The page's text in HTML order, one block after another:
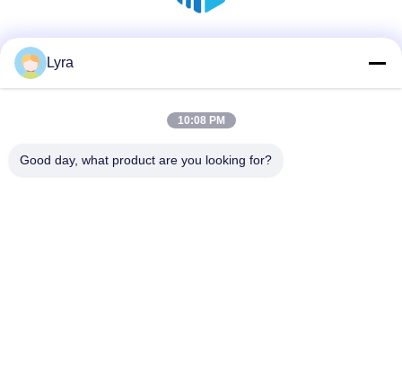
Lyra
10:08 PM
Good day, what product are you looking for?